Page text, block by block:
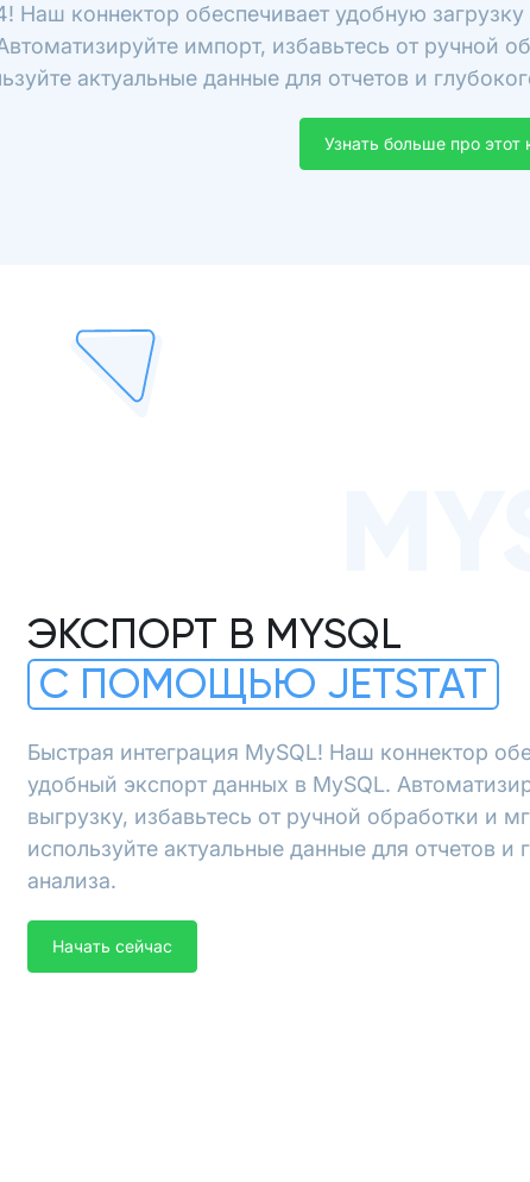
Наш коннектор обеспечивает удобную
импорт, избавьтесь от ручной
актуальные данные для отчетов и
Узнать больше про этот
ЭКСПОРТ В MYSQL
С ПОМОЩЬЮ JETSTAT
Быстрая интеграция MySQL! Наш коннектор
удобный экспорт данных в MySQL.
выгрузку, избавьтесь от ручной обработки и
используйте актуальные данные для отчетов и
анализа.
Начать сейчас